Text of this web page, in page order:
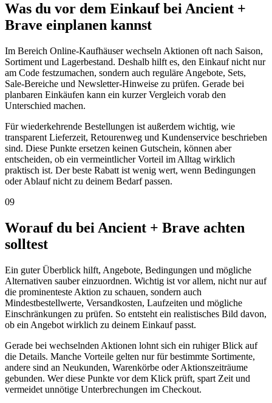
Was du vor dem Einkauf bei Ancient +
Brave einplanen kannst
Im Bereich Online-Kaufhäuser wechseln Aktionen oft nach Saison,
Sortiment und Lagerbestand. Deshalb hilft es, den Einkauf nicht nur
am Code festzumachen, sondern auch reguläre Angebote, Sets,
Sale-Bereiche und Newsletter-Hinweise zu prüfen. Gerade bei
planbaren Einkäufen kann ein kurzer Vergleich vorab den
Unterschied machen.
Für wiederkehrende Bestellungen ist außerdem wichtig, wie
transparent Lieferzeit, Retourenweg und Kundenservice beschrieben
sind. Diese Punkte ersetzen keinen Gutschein, können aber
entscheiden, ob ein vermeintlicher Vorteil im Alltag wirklich
praktisch ist. Der beste Rabatt ist wenig wert, wenn Bedingungen
oder Ablauf nicht zu deinem Bedarf passen.
09
Worauf du bei Ancient + Brave achten
solltest
Ein guter Überblick hilft, Angebote, Bedingungen und mögliche
Alternativen sauber einzuordnen. Wichtig ist vor allem, nicht nur auf
die prominenteste Aktion zu schauen, sondern auch
Mindestbestellwerte, Versandkosten, Laufzeiten und mögliche
Einschränkungen zu prüfen. So entsteht ein realistisches Bild davon,
ob ein Angebot wirklich zu deinem Einkauf passt.
Gerade bei wechselnden Aktionen lohnt sich ein ruhiger Blick auf
die Details. Manche Vorteile gelten nur für bestimmte Sortimente,
andere sind an Neukunden, Warenkörbe oder Aktionszeiträume
gebunden. Wer diese Punkte vor dem Klick prüft, spart Zeit und
vermeidet unnötige Unterbrechungen im Checkout.